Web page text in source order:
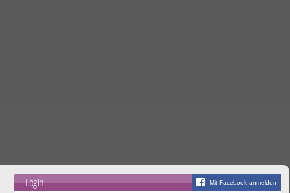
Mit Facebook anmelden
Login